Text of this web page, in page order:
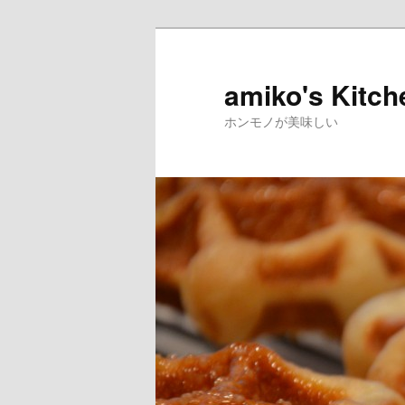
amiko's
ホンモノが美味しい